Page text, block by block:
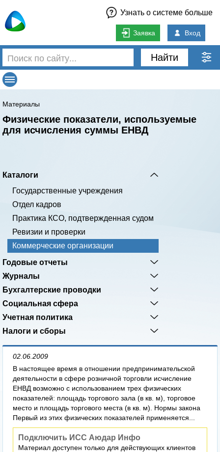
Узнать о системе больше
Заявка Вход
Найти
Материалы
Физические показатели, используемые
для исчисления суммы ЕНВД
Каталоги
Государственные учреждения
Отдел кадров
Практика КСО, подтвержденная судом
Ревизии и проверки
Коммерческие организации
Годовые отчеты
Журналы
Бухгалтерские проводки
Социальная сфера
Учетная политика
Налоги и сборы
02.06.2009
В настоящее время в отношении предпринимательской
деятельности в сфере розничной торговли исчисление
ЕНВД возможно с использованием трех физических
показателей: площадь торгового зала (в кв. м), торговое
место и площадь торгового места (в кв. м). Нормы закона
Первый из этих физических показателей применяется...
Подключить ИСС Аюдар Инфо
Материал доступен только для действующих клиентов